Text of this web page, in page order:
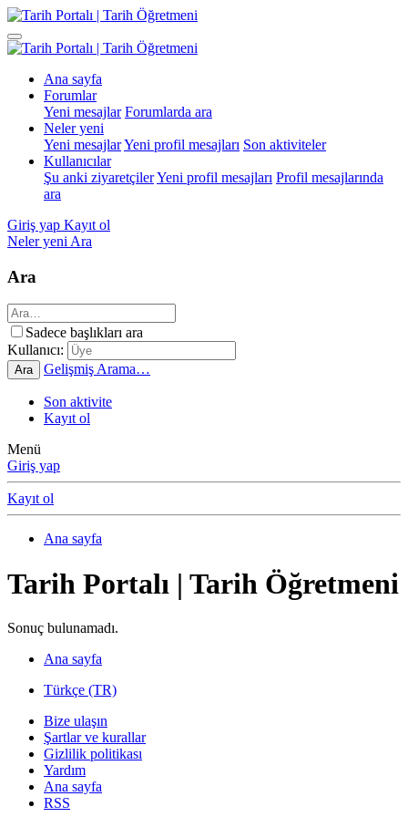
Ana sayfa
Forumlar
Yeni mesajlar Forumlarda ara
Neler yeni
Yeni mesajlarYeni profil mesajları Son aktiviteler
Kullanıcılar
Şu anki ziyaretçilerYeni profil mesajları Profil mesajlarında
ara
Giriş yap Kayıt ol
Neler yeni Ara
Ara
Sadece başlıkları ara
Kullanıcı:
Ara Gelişmiş Arama…
Son aktivite
Kayıt ol
Menü
Giriş yap
Kayıt ol
Ana sayfa
Tarih Portalı | Tarih Öğretmeni
Sonuç bulunamadı.
Ana sayfa
Türkçe (TR)
Bize ulaşın
Şartlar ve kurallar
Gizlilik politikası
Yardım
Ana sayfa
RSS